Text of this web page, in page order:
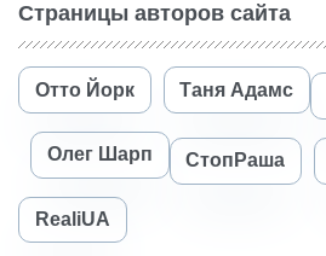
Страницы авторов сайта
Отто Йорк Таня Адамс
Олег Шарп СтопРаша
RealiUA